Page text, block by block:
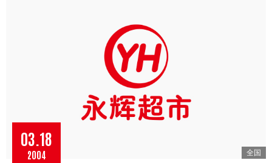
全国
03.18
2004